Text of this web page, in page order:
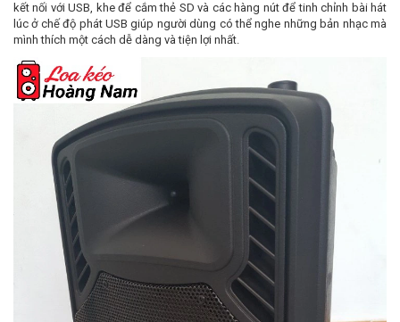
kết nối với USB, khe để cắm thẻ SD và các hàng nút để tinh chỉnh bài hát
lúc ở chế độ phát USB giúp người dùng có thể nghe những bản nhạc mà
mình thích một cách dễ dàng và tiện lợi nhất.